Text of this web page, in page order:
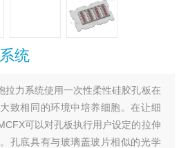
统
拉力系统使用一次性柔性硅胶孔板在
致相同的环境中培养细胞。在让细
可以对孔板执行用户设定的拉伸
孔底具有与玻璃盖玻片相似的光学